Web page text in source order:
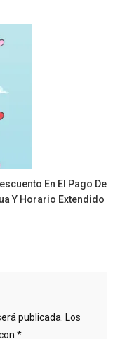
En El Pago De
Y Horario Extendido
publicada. Los
*